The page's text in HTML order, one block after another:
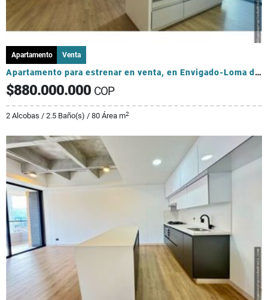
Apartamento Venta
Apartamento para estrenar en venta, en Envigado-Loma de los Mesa
$880.000.000 COP
2 Alcobas / 2.5 Baño(s) / 80 Área m2